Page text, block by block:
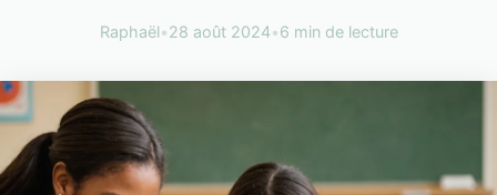
Raphaël•28 août 2024•6 min de lecture